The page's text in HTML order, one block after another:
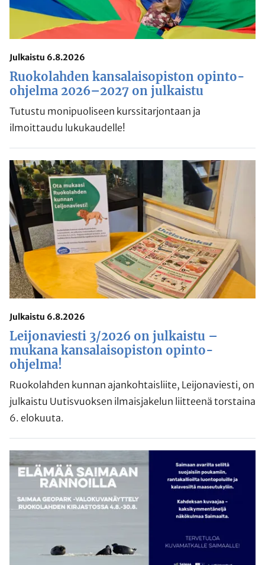
Julkaistu 6.8.2026
Ruokolahden kansalaisopiston opinto-
ohjelma 2026–2027 on julkaistu
Tutustu monipuoliseen kurssitarjontaan ja
ilmoittaudu lukukaudelle!
Julkaistu 6.8.2026
Leijonaviesti 3/2026 on julkaistu –
mukana kansalaisopiston opinto-
ohjelma!
Ruokolahden kunnan ajankohtaisliite, Leijonaviesti, on
julkaistu Uutisvuoksen ilmaisjakelun liitteenä torstaina
6. elokuuta.